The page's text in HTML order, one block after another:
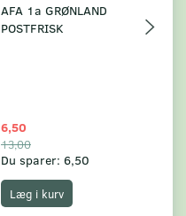
AFA 1a GRØNLAND
POSTFRISK
6,50
13,00
Du sparer: 6,50
Læg i kurv